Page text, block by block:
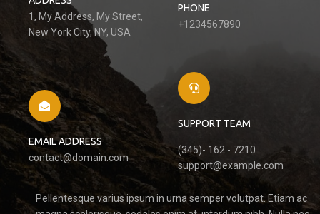
1, My Address, My Street,
New York City, NY, USA
PHONE
+1234567890
EMAIL ADDRESS
contact@domain.com
SUPPORT TEAM
(345)- 162 - 7210
support@example.com
Pellentesque varius ipsum in urna semper volutpat. Etiam ac